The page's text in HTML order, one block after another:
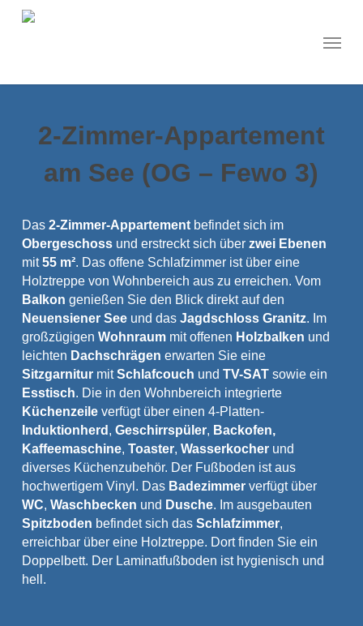
Skip
Menu
2-Zimmer-Appartement
am See (OG – Fewo 3)
Das 2-Zimmer-Appartementbefindet sich im
Obergeschossund erstreckt sich über zwei Ebenen
mit55 m². Das offene Schlafzimmer ist über eine
Holztreppe von Wohnbereich aus zu erreichen. Vom
Balkon genießen Sie den Blick direkt auf den
Neuensiener Seeund dasJagdschloss Granitz. Im
großzügigen Wohnraummit offenen Holzbalken und
leichten Dachschrägen erwarten Sie eine
SitzgarniturmitSchlafcouch und TV-SATsowie ein
Esstisch. Die in den Wohnbereich integrierte
Küchenzeileverfügt über einen 4-Platten-
Induktionherd , Geschirrspüler, Backofen,
Kaffeemaschine, Toaster, Wasserkocherund
diverses Küchenzubehör. Der Fußboden ist aus
hochwertigem Vinyl. Das Badezimmerverfügt über
WC, Waschbecken und Dusche. Im ausgebauten
Spitzboden befindet sich das Schlafzimmer,
erreichbar über eine Holztreppe. Dort finden Sie ein
Doppelbett. Der Laminatfußboden ist hygienisch und
hell.